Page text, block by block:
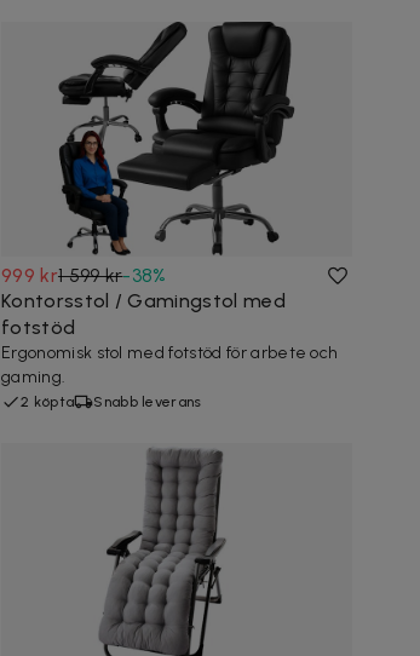
999 kr1 599 kr-38%
Kontorsstol / Gamingstol med
fotstöd
Ergonomisk stol med fotstöd för arbete och
gaming.
2 köpta Snabb leverans